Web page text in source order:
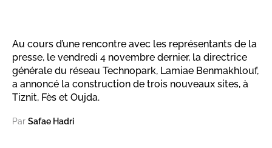
Au cours d’une rencontre avec les représentants de la
presse, le vendredi 4 novembre dernier, la directrice
générale du réseau Technopark, Lamiae Benmakhlouf,
a annoncé la construction de trois nouveaux sites, à
Tiznit, Fès et Oujda.
Par Safae Hadri